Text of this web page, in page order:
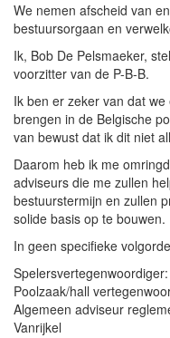
We nemen afscheid van
bestuursorgaan en
Ik, Bob De Pelsmaeker,
voorzitter van de P-B-B.
Ik ben er zeker van dat
brengen in de Belgische
van bewust dat ik dit niet
Daarom heb ik me
adviseurs die me zullen
bestuurstermijn en zullen
solide basis op te bouwen.
In geen specifieke
Poolzaak/hall
Algemeen adviseur
Vanrijkel